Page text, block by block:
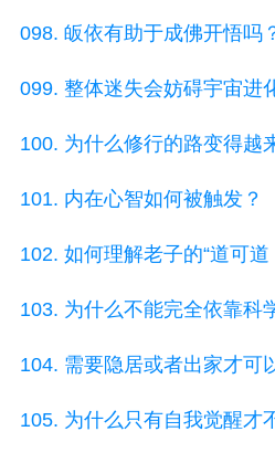
098. 皈依有助于成佛开悟吗
099. 整体迷失会妨碍宇宙进
100. 为什么修行的路变得越
101. 内在心智如何被触发？
102. 如何理解老子的“道可道
103. 为什么不能完全依靠科
104. 需要隐居或者出家才可
105. 为什么只有自我觉醒才